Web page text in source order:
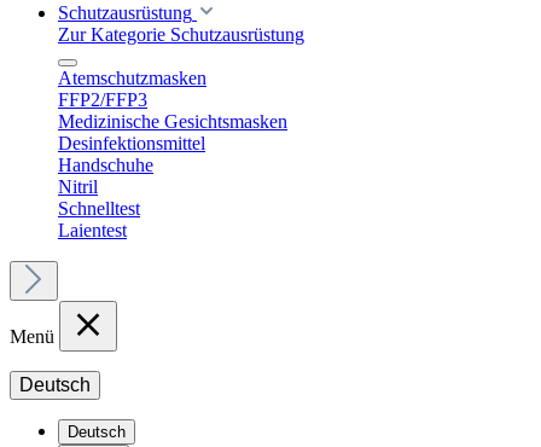
Schutzausrüstung
Zur Kategorie Schutzausrüstung
Atemschutzmasken
FFP2/FFP3
Medizinische Gesichtsmasken
Desinfektionsmittel
Handschuhe
Nitril
Schnelltest
Laientest
Menü
Deutsch
Deutsch